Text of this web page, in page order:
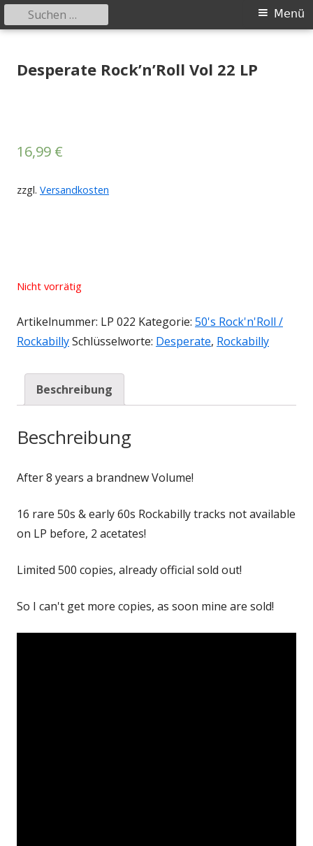
zum
Primäres
Menü
Suchen
nach:
Desperate Rock’n’Roll Vol 22 LP
16,99 €
zzgl. Versandkosten
Nicht vorrätig
Artikelnummer: LP 022 Kategorie: 50's Rock'n'Roll /
RockabillySchlüsselworte: Desperate, Rockabilly
Beschreibung
Beschreibung
After 8 years a brandnew Volume!
16 rare 50s & early 60s Rockabilly tracks not available
on LP before, 2 acetates!
Limited 500 copies, already official sold out!
So I can't get more copies, as soon mine are sold!